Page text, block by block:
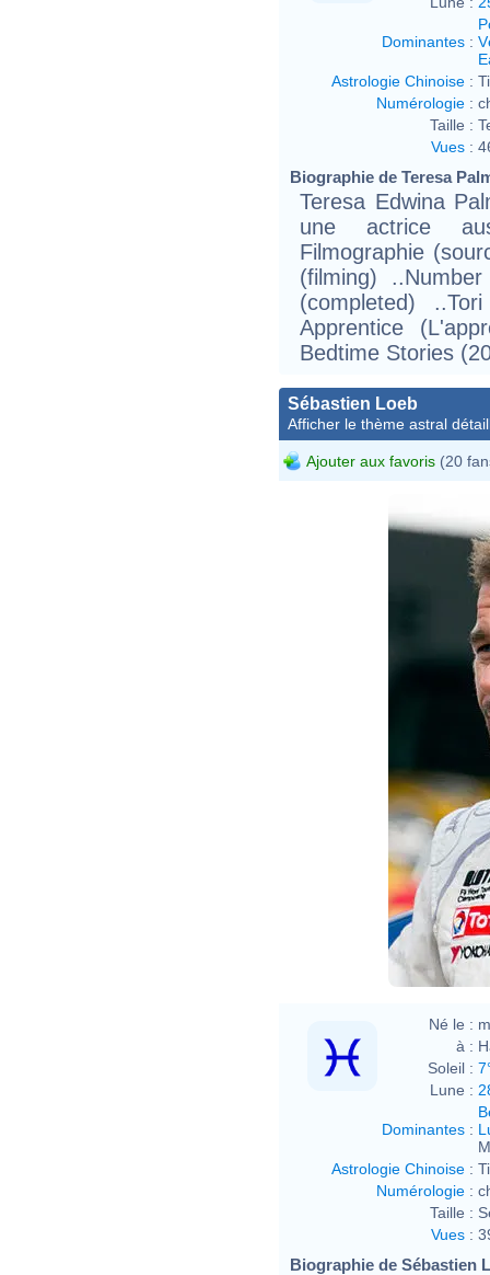
Dominantes :
Astrologie Chinoise :
Numérologie :
Taille :
Vues :
Biographie de Teresa
Teresa Edwina
une actrice
Filmographie
(filming)
(completed)
Apprentice
Bedtime Stories
Sébastien Loeb
Afficher le thème astral
Ajouter aux favoris (20
Né le :
à :
Soleil :
Lune :
Dominantes :
Astrologie Chinoise :
Numérologie :
Taille :
Vues :
Biographie de Sébastien